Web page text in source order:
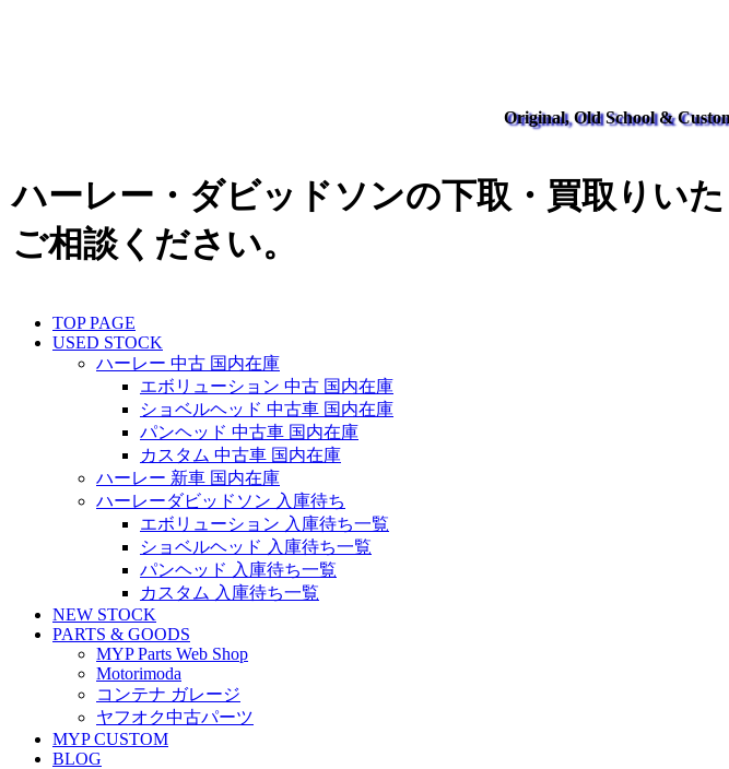
Original, Old School &
ハーレー・ダビッドソンの下取・買取りい
ご相談ください。
TOP PAGE
USED STOCK
ハーレー 中古 国内在庫
エボリューション 中古 国内在庫
ショベルヘッド 中古車 国内在庫
パンヘッド 中古車 国内在庫
カスタム 中古車 国内在庫
ハーレー 新車 国内在庫
ハーレーダビッドソン 入庫待ち
エボリューション 入庫待ち一覧
ショベルヘッド 入庫待ち一覧
パンヘッド 入庫待ち一覧
カスタム 入庫待ち一覧
NEW STOCK
PARTS & GOODS
MYP Parts Web Shop
Motorimoda
コンテナ ガレージ
ヤフオク中古パーツ
MYP CUSTOM
BLOG